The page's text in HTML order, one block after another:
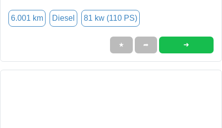
6.001 km Diesel 81 kw (110 PS)
★ ➦ ➜